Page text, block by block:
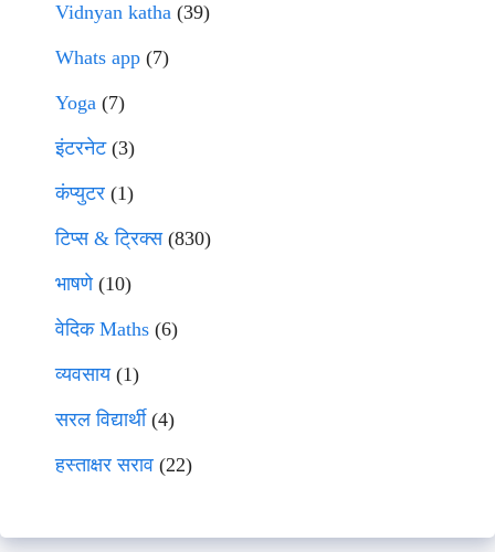
Vidnyan katha (39)
Whats app (7)
Yoga (7)
इंटरनेट(3)
कंप्युटर (1)
टिप्स & ट्रिक्स(830)
भाषणे(10)
वेदिक Maths (6)
व्यवसाय(1)
सरल विद्यार्थी(4)
हस्ताक्षर सराव (22)